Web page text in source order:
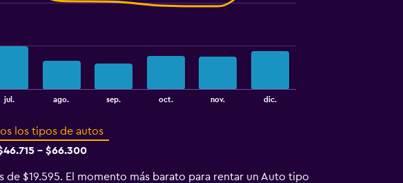
jul. ago. sep. oct. nov. dic.
los tipos de autos
- $66.300
$19.595. El momento más barato para rentar un Auto tipo